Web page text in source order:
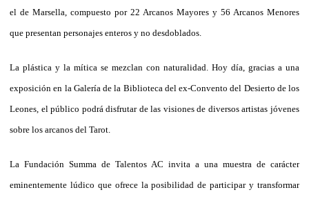
el de Marsella, compuesto por 22 Arcanos Mayores y 56 Arcanos Menores
que presentan personajes enteros y no desdoblados.
La plástica y la mítica se mezclan con naturalidad. Hoy día, gracias a una
exposición en la Galería de la Biblioteca del ex-Convento del Desierto de los
Leones, el público podrá disfrutar de las visiones de diversos artistas jóvenes
sobre los arcanos del Tarot.
La Fundación Summa de Talentos AC invita a una muestra de carácter
eminentemente lúdico que ofrece la posibilidad de participar y transformar